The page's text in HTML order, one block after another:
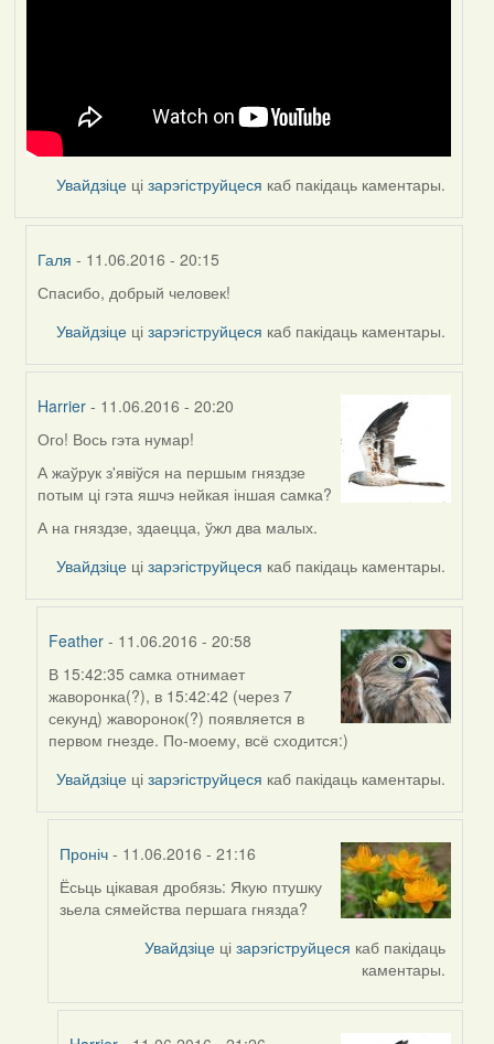
Увайдзіце цізарэгіструйцеся каб пакідаць каментары.
Галя - 11.06.2016 - 20:15
In
reply
by
Спасибо, добрый человек!
Увайдзіце цізарэгіструйцеся каб пакідаць каментары.
Harrier - 11.06.2016 - 20:20
In
reply
to
Feather
Ого! Вось гэта нумар!
А жаўрук з'явіўся на першым гняздзе
потым ці гэта яшчэ нейкая іншая самка?
А на гняздзе, здаецца, ўжл два малых.
Увайдзіце цізарэгіструйцеся каб пакідаць каментары.
Feather - 11.06.2016 - 20:58
In
reply
to
by
Harrier
В 15:42:35 самка отнимает
жаворонка(?), в 15:42:42 (через 7
секунд) жаворонок(?) появляется в
первом гнезде. По-моему, всё сходится:)
Увайдзіце цізарэгіструйцеся каб пакідаць каментары.
Проніч- 11.06.2016 - 21:16
In
reply
Ёсьць цікавая дробязь: Якую птушку
зьела сямейства першага гнязда?
Увайдзіце цізарэгіструйцеся каб пакідаць
каментары.